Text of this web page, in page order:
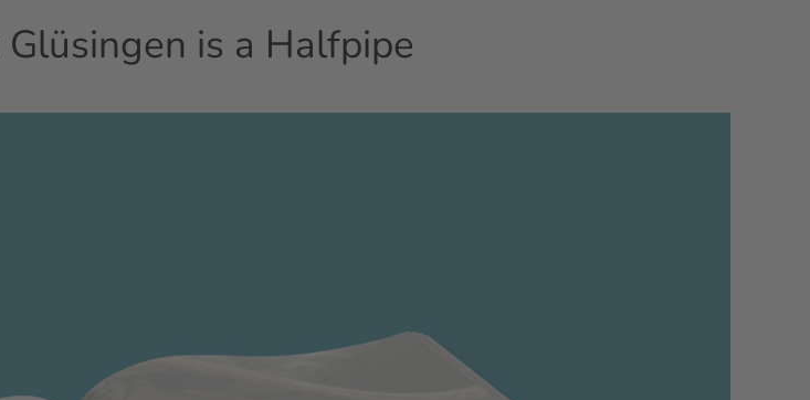
is a Halfpipe